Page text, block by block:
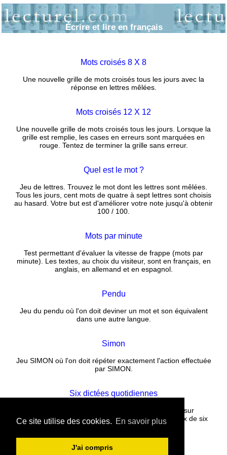
Ce site utilise des cookies. En savoir plus
J'ai compris
Écrire et lire en français
Mots croisés 8 X 8
Une nouvelle grille de mots croisés tous les jours avec la
réponse en lettres mêlées.
Mots croisés 12 X 12
Une nouvelle grille de mots croisés tous les jours. Lorsque la
grille est remplie, les cases en erreurs sont marquées en
rouge. Tentez de terminer la grille sans erreur.
Quel est le mot ?
Jeu de lettres. Trouvez le mot dont les lettres sont mêlées.
Tous les jours, cent mots de quatre à sept lettres sont choisis
au hasard. Votre but est d'améliorer votre note jusqu'à obtenir
100 / 100.
Mots par minute
Test permettant d'évaluer la vitesse de frappe (mots par
minute). Les textes, au choix du visiteur, sont en français, en
anglais, en allemand et en espagnol.
Pendu
Jeu du pendu où l'on doit deviner un mot et son équivalent
dans une autre langue.
Simon
Jeu SIMON où l'on doit répéter exactement l'action effectuée
par SIMON.
Six dictées quotidiennes
Corrigez un texte rempli de fautes puis cliquez sur
CORRECTION. La correction est instantanée. Choix de six
nouvelles dictées tous les jours.
Contact